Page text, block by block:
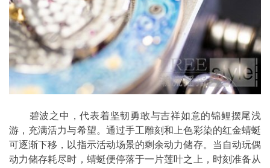
碧波之中，代表着坚韧勇敢与吉祥如意的锦鲤摆尾浅
游，充满活力与希望。通过手工雕刻和上色彩染的红金蜻蜓
可逐渐下移，以指示活动场景的剩余动力储存。当自动玩偶
动力储存耗尽时，蜻蜓便停落于一片莲叶之上，时刻准备从